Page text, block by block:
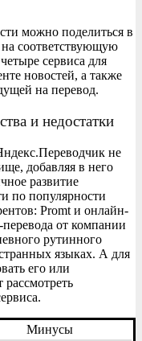
можно поделиться в
соответствующую
сервиса для
новостей, а также
на перевод.
и недостатки
не
добавляя в него
развитие
по популярности
Promt и онлайн-
от компании
рутинного
языках. А для
его или
рассмотреть
Минусы